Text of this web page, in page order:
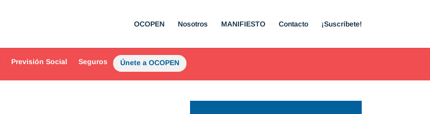
OCOPEN Nosotros MANIFIESTO Contacto ¡Suscríbete!
Previsión Social Seguros Únete a OCOPEN